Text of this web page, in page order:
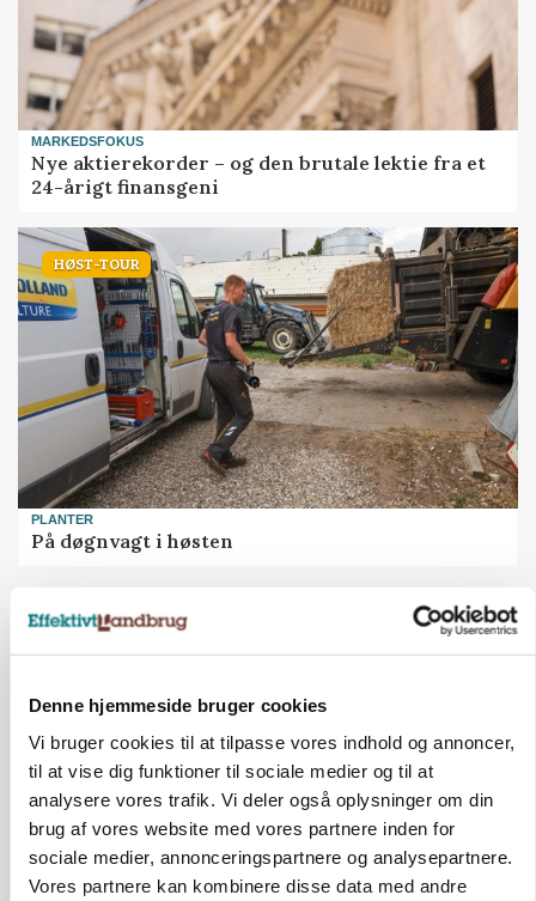
Denne hjemmeside bruger cookies
Vi bruger cookies til at tilpasse vores indhold og annoncer,
til at vise dig funktioner til sociale medier og til at
analysere vores trafik. Vi deler også oplysninger om din
brug af vores website med vores partnere inden for
sociale medier, annonceringspartnere og analysepartnere.
Vores partnere kan kombinere disse data med andre
MARKEDSFOKUS
Nye aktierekorder – og den brutale lektie fra et
24-årigt finansgeni
HØST-TOUR
PLANTER
På døgnvagt i høsten
Loading...